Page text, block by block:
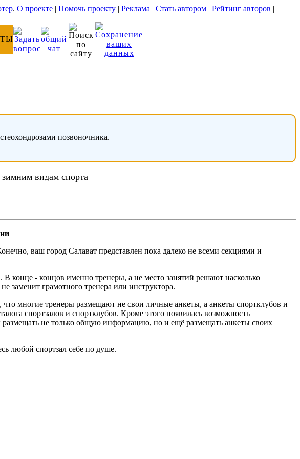
. О проекте | Помочь проекту | Реклама | Стать автором | Рейтинг авторов |
позвоночника.
зимним видам спорта
ваш город Салават представлен пока далеко не всеми секциями и
конце - концов именно тренеры, а не место занятий решают насколько
заменит грамотного тренера или инструктора.
многие тренеры размещают не свои личные анкеты, а анкеты спортклубов и
спортзалов и спортклубов. Кроме этого появилась возможность
не только общую информацию, но и ещё размещать анкеты своих
любой спортзал себе по душе.